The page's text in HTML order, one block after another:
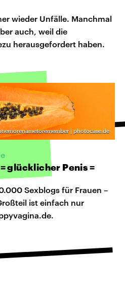
wieder Unfälle. Manchmal
auch, weil die
herausgefordert haben.
| photocase.de
glücklicher Penis =
Sexblogs für Frauen –
ist einfach nur